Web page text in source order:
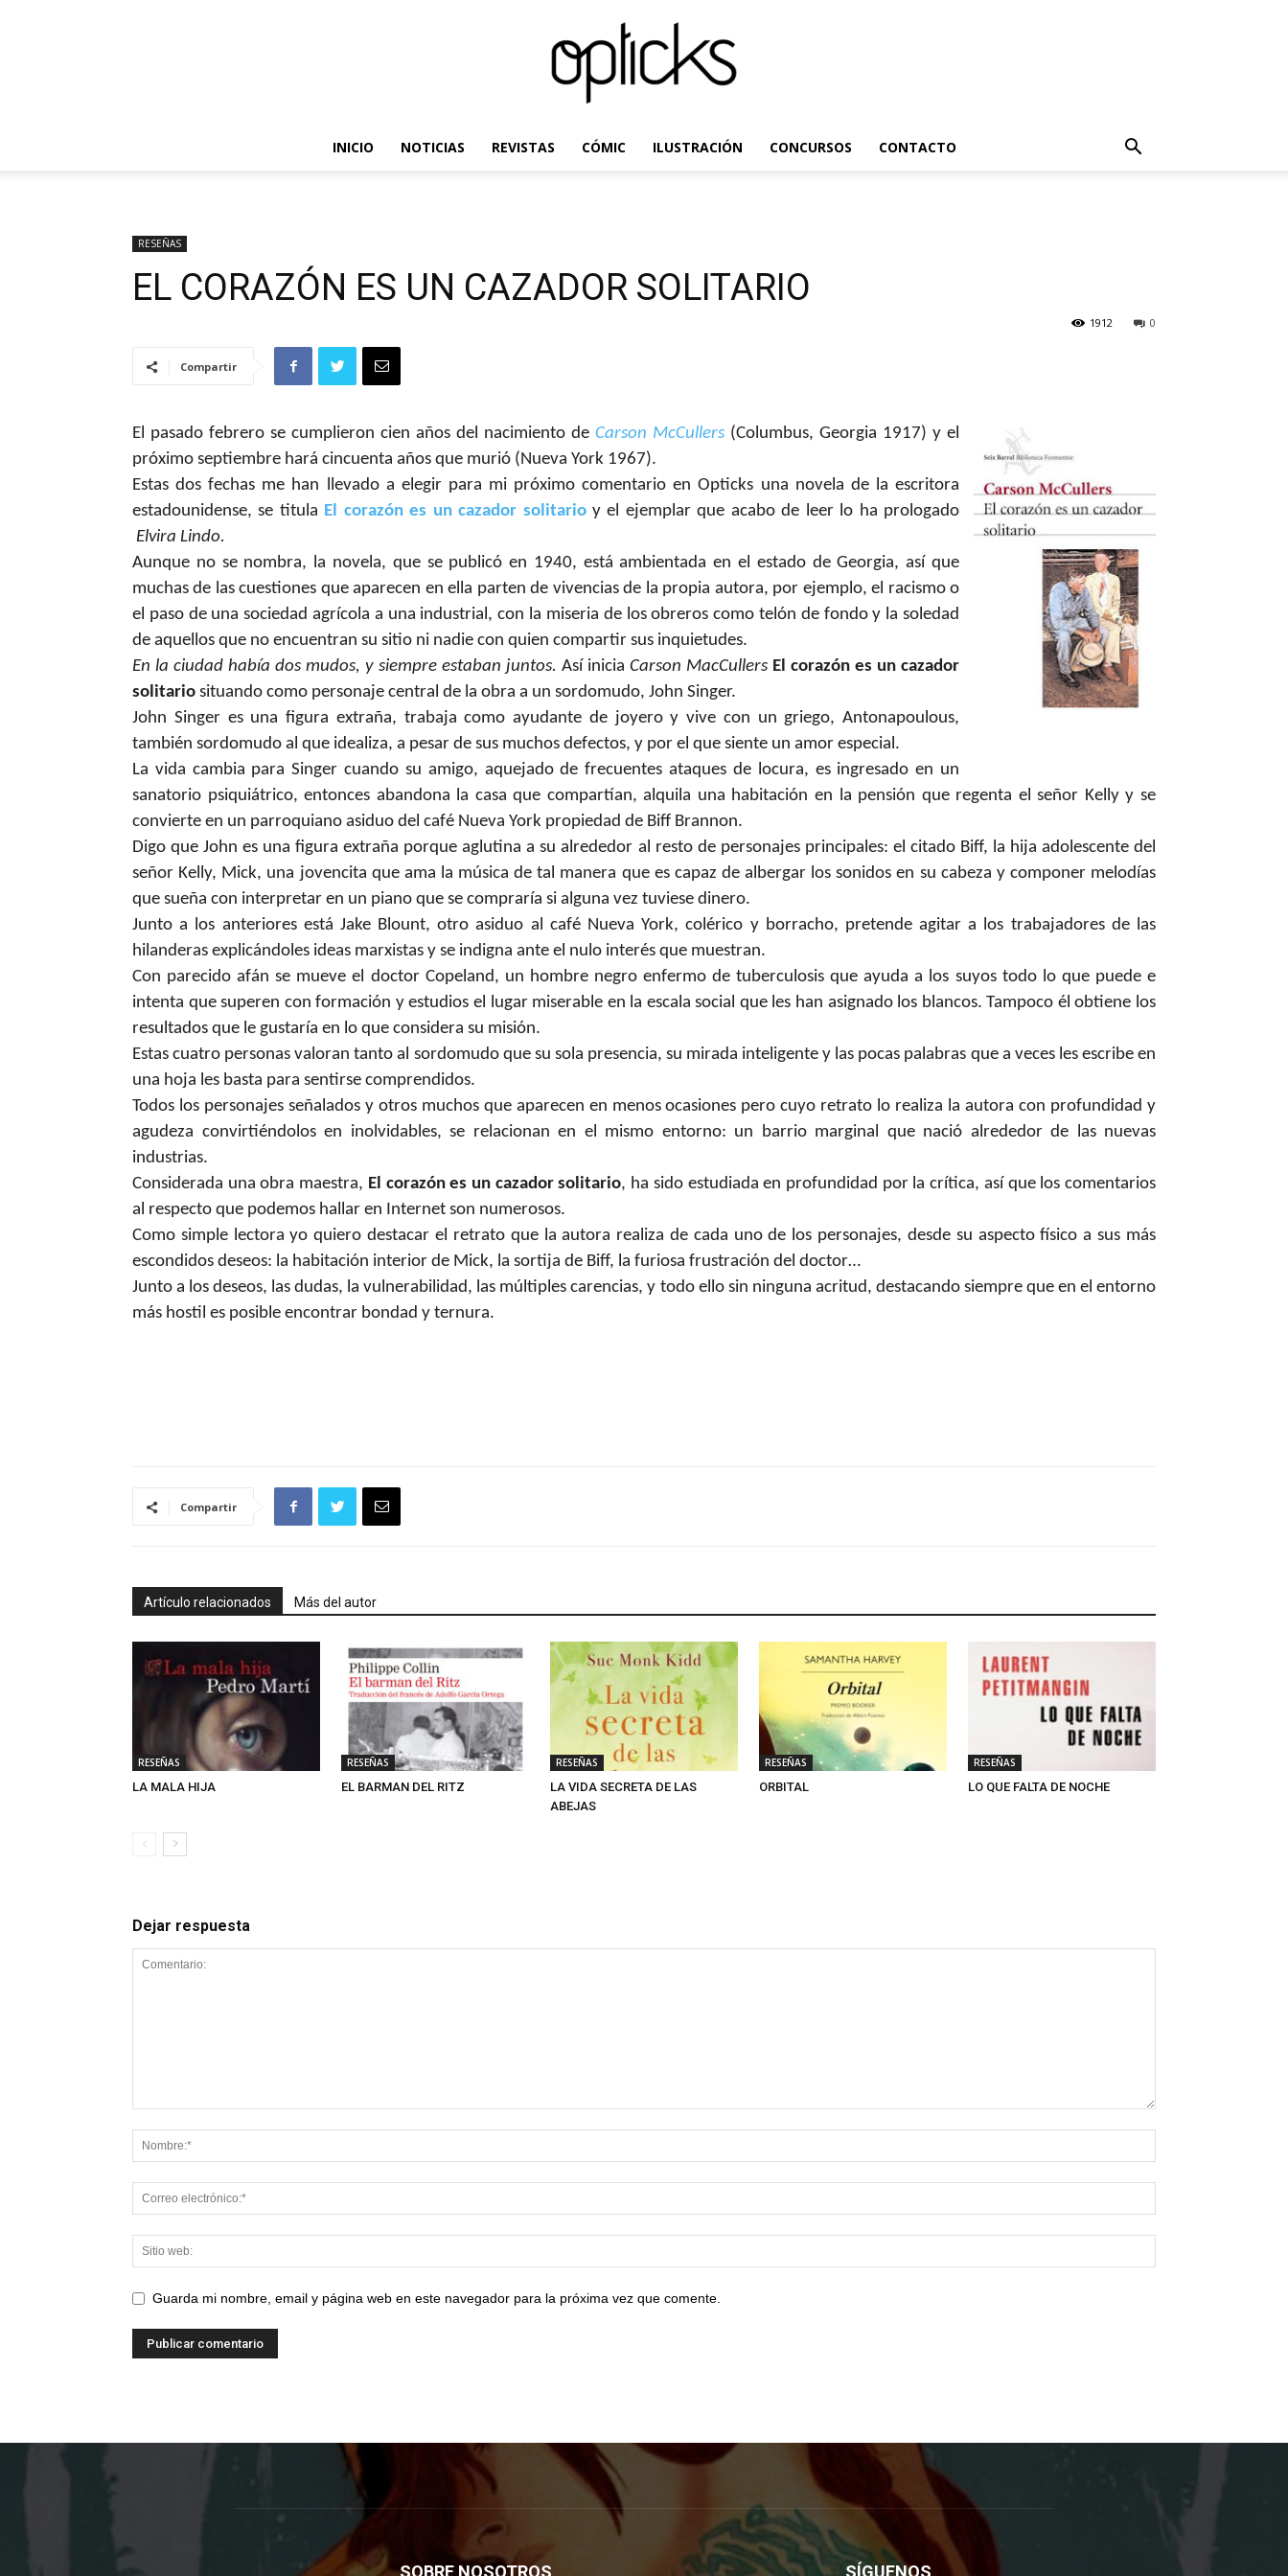
INICIO NOTICIAS REVISTAS CÓMIC ILUSTRACIÓN CONCURSOS CONTACTO
RESEÑAS
EL CORAZÓN ES UN CAZADOR SOLITARIO
0
1912
Compartir
El pasado febrero se cumplieron cien años del nacimiento de Carson McCullers (Columbus, Georgia 1917) y el
próximo septiembre hará cincuenta años que murió (Nueva York 1967).
Estas dos fechas me han llevado a elegir para mi próximo comentario en Opticks una novela de la escritora
estadounidense, se titula El corazón es un cazador solitario y el ejemplar que acabo de leer lo ha prologado
Elvira Lindo.
Aunque no se nombra, la novela, que se publicó en 1940, está ambientada en el estado de Georgia, así que
muchas de las cuestiones que aparecen en ella parten de vivencias de la propia autora, por ejemplo, el racismo o
el paso de una sociedad agrícola a una industrial, con la miseria de los obreros como telón de fondo y la soledad
de aquellos que no encuentran su sitio ni nadie con quien compartir sus inquietudes.
En la ciudad había dos mudos, y siempre estaban juntos. Así inicia Carson MacCullers El corazón es un cazador
solitario situando como personaje central de la obra a un sordomudo, John Singer.
John Singer es una figura extraña, trabaja como ayudante de joyero y vive con un griego, Antonapoulous,
también sordomudo al que idealiza, a pesar de sus muchos defectos, y por el que siente un amor especial.
La vida cambia para Singer cuando su amigo, aquejado de frecuentes ataques de locura, es ingresado en un
sanatorio psiquiátrico, entonces abandona la casa que compartían, alquila una habitación en la pensión que regenta el señor Kelly y se
convierte en un parroquiano asiduo del café Nueva York propiedad de Biff Brannon.
Digo que John es una figura extraña porque aglutina a su alrededor al resto de personajes principales: el citado Biff, la hija adolescente del
señor Kelly, Mick, una jovencita que ama la música de tal manera que es capaz de albergar los sonidos en su cabeza y componer melodías
que sueña con interpretar en un piano que se compraría si alguna vez tuviese dinero.
Junto a los anteriores está Jake Blount, otro asiduo al café Nueva York, colérico y borracho, pretende agitar a los trabajadores de las
hilanderas explicándoles ideas marxistas y se indigna ante el nulo interés que muestran.
Con parecido afán se mueve el doctor Copeland, un hombre negro enfermo de tuberculosis que ayuda a los suyos todo lo que puede e
intenta que superen con formación y estudios el lugar miserable en la escala social que les han asignado los blancos. Tampoco él obtiene los
resultados que le gustaría en lo que considera su misión.
Estas cuatro personas valoran tanto al sordomudo que su sola presencia, su mirada inteligente y las pocas palabras que a veces les escribe en
una hoja les basta para sentirse comprendidos.
Todos los personajes señalados y otros muchos que aparecen en menos ocasiones pero cuyo retrato lo realiza la autora con profundidad y
agudeza convirtiéndolos en inolvidables, se relacionan en el mismo entorno: un barrio marginal que nació alrededor de las nuevas
industrias.
Considerada una obra maestra, El corazón es un cazador solitario, ha sido estudiada en profundidad por la crítica, así que los comentarios
al respecto que podemos hallar en Internet son numerosos.
Como simple lectora yo quiero destacar el retrato que la autora realiza de cada uno de los personajes, desde su aspecto físico a sus más
escondidos deseos: la habitación interior de Mick, la sortija de Biff, la furiosa frustración del doctor…
Junto a los deseos, las dudas, la vulnerabilidad, las múltiples carencias, y todo ello sin ninguna acritud, destacando siempre que en el entorno
más hostil es posible encontrar bondad y ternura.
Compartir
Artículo relacionados Más del autor
RESEÑAS
LA MALA HIJA
RESEÑAS
EL BARMAN DEL RITZ
RESEÑAS
LA VIDA SECRETA DE LAS
ABEJAS
RESEÑAS
ORBITAL
RESEÑAS
LO QUE FALTA DE NOCHE
Dejar respuesta
Guarda mi nombre, email y página web en este navegador para la próxima vez que comente.
SOBRE NOSOTROS SÍGUENOS